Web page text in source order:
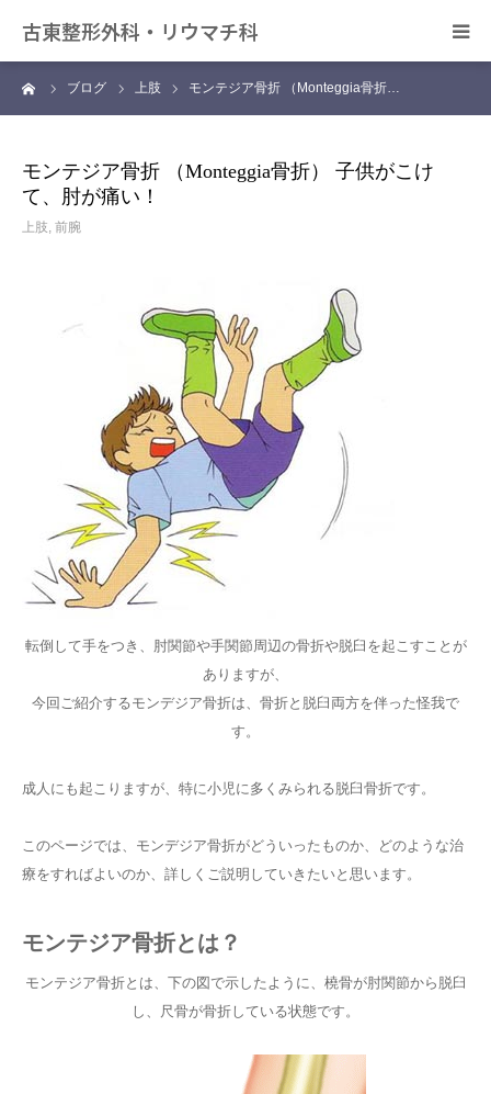
古東整形外科・リウマチ科
ブログ 上肢 モンテジア骨折 （Monteggia骨折…
モンテジア骨折 （Monteggia骨折） 子供がこけ
て、肘が痛い！
上肢, 前腕
転倒して手をつき、肘関節や手関節周辺の骨折や脱臼を起こすことが
ありますが、
今回ご紹介するモンデジア骨折は、骨折と脱臼両方を伴った怪我で
す。
成人にも起こりますが、特に小児に多くみられる脱臼骨折です。
このページでは、モンデジア骨折がどういったものか、どのような治
療をすればよいのか、詳しくご説明していきたいと思います。
モンテジア骨折とは？
モンテジア骨折とは、下の図で示したように、橈骨が肘関節から脱臼
し、尺骨が骨折している状態です。
日帰り手術について
デイサービス きずな